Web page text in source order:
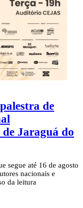
de
Jaraguá do
segue até 16 de agosto
nacionais e
da leitura